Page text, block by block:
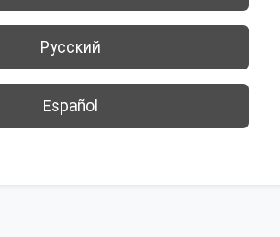
Русский
Español